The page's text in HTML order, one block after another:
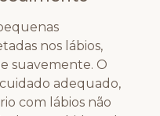
nos lábios,
suavemente. O
adequado,
com lábios não